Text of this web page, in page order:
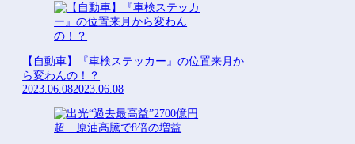
【自動車】『車検ステッカー』の位置来月か
ら変わんの！？
2023.06.082023.06.08